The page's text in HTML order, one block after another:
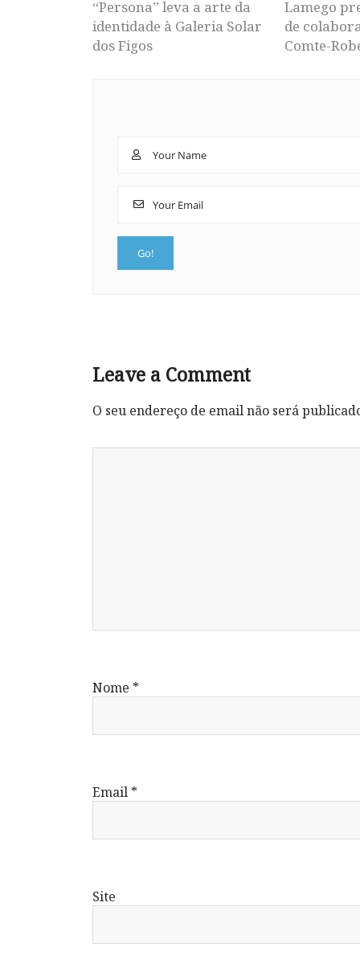
“Persona” leva a arte da
identidade à Galeria Solar
dos Figos
Lamego
de
Comte-
Leave a Comment
O seu endereço de email não será
Nome *
Email *
Site